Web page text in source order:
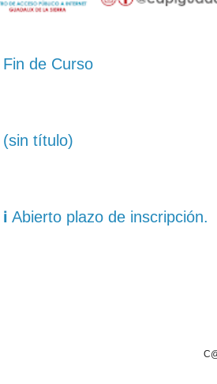
Fin de Curso
(sin título)
ℹ️ Abierto plazo de